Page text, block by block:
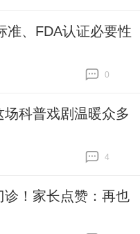
准、FDA认证必要性
0
科普戏剧温暖众多
4
！家长点赞：再也